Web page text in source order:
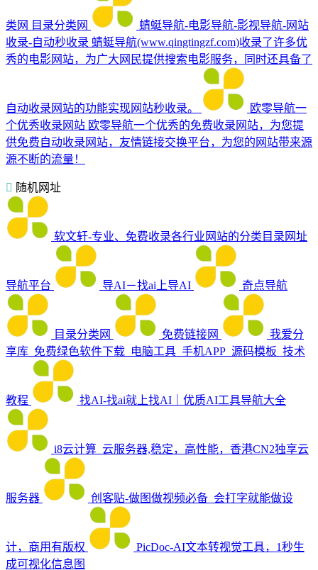
类网 目录分类网
蜻蜓导航-电影导航-影视导航-网站
收录-自动秒收录 蜻蜓导航(www.qingtingzf.com)收录了许多优
秀的电影网站，为广大网民提供搜索电影服务，同时还具备了
自动收录网站的功能实现网站秒收录。
欧零导航一
个优秀收录网站 欧零导航一个优秀的免费收录网站，为您提
供免费自动收录网站，友情链接交换平台，为您的网站带来源
源不断的流量！
随机网址
软文轩-专业、免费收录各行业网站的分类目录网址
导航平台 导AI－找ai上导AI 奇点导航
目录分类网 免费链接网
我爱分
享库_免费绿色软件下载_电脑工具_手机APP_源码模板_技术
教程 找AI-找ai就上找AI｜优质AI工具导航大全
i8云计算_云服务器,稳定，高性能，香港CN2独享云
服务器 创客贴-做图做视频必备_会打字就能做设
计，商用有版权
PicDoc-AI文本转视觉工具，1秒生
成可视化信息图